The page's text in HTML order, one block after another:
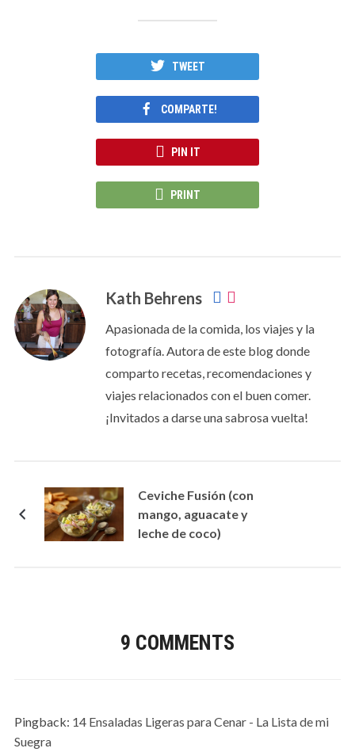
TWEET
COMPARTE!
PIN IT
PRINT
Kath Behrens
Apasionada de la comida, los viajes y la
fotografía. Autora de este blog donde
comparto recetas, recomendaciones y
viajes relacionados con el buen comer.
¡Invitados a darse una sabrosa vuelta!
Ceviche Fusión (con
mango, aguacate y
leche de coco)
9 COMMENTS
Pingback: 14 Ensaladas Ligeras para Cenar - La Lista de mi
Suegra